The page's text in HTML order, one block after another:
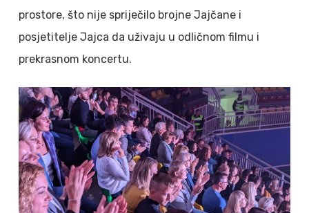
prostore, što nije spriječilo brojne Jajčane i
posjetitelje Jajca da uživaju u odličnom filmu i
prekrasnom koncertu.